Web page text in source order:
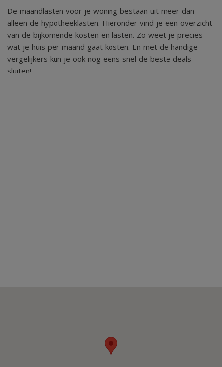
De maandlasten voor je woning bestaan uit meer dan
alleen de hypotheeklasten. Hieronder vind je een overzicht
van de bijkomende kosten en lasten. Zo weet je precies
wat je huis per maand gaat kosten. En met de handige
vergelijkers kun je ook nog eens snel de beste deals
sluiten!